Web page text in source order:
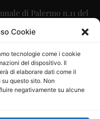
Cookie
tecnologie come i cookie
del dispositivo. Il
di elaborare dati come il
questo sito. Non
negativamente su alcune
di Palermo n.11 del
Scaglione
Calabrese